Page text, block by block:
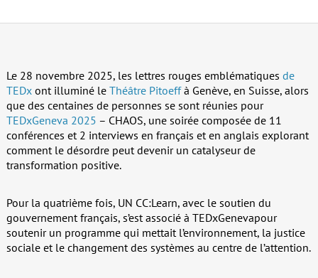
Le 28 novembre 2025, les lettres rouges emblématiques de
TEDxont illuminé le Théâtre Pitoeffà Genève, en Suisse, alors
que des centaines de personnes se sont réunies pour
TEDxGeneva 2025 – CHAOS, une soirée composée de 11
conférences et 2 interviews en français et en anglais explorant
comment le désordre peut devenir un catalyseur de
transformation positive.
Pour la quatrième fois, UN CC:Learn, avec le soutien du
gouvernement français, s’est associé à TEDxGenevapour
soutenir un programme qui mettait l’environnement, la justice
sociale et le changement des systèmes au centre de l’attention.